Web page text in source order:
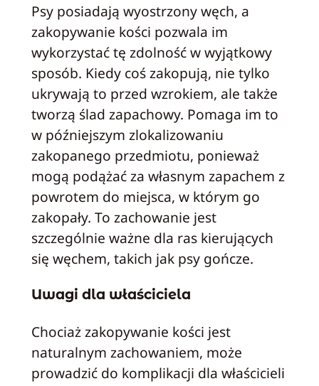
Psy posiadają wyostrzony węch, a
zakopywanie kości pozwala im
wykorzystać tę zdolność w wyjątkowy
sposób. Kiedy coś zakopują, nie tylko
ukrywają to przed wzrokiem, ale także
tworzą ślad zapachowy. Pomaga im to
w późniejszym zlokalizowaniu
zakopanego przedmiotu, ponieważ
mogą podążać za własnym zapachem z
powrotem do miejsca, w którym go
zakopały. To zachowanie jest
szczególnie ważne dla ras kierujących
się węchem, takich jak psy gończe.
Uwagi dla właściciela
Chociaż zakopywanie kości jest
naturalnym zachowaniem, może
prowadzić do komplikacji dla właścicieli